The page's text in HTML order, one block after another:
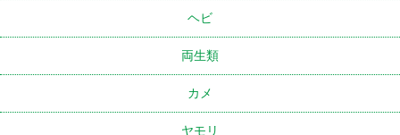
ヘビ
両生類
カメ
ヤモリ